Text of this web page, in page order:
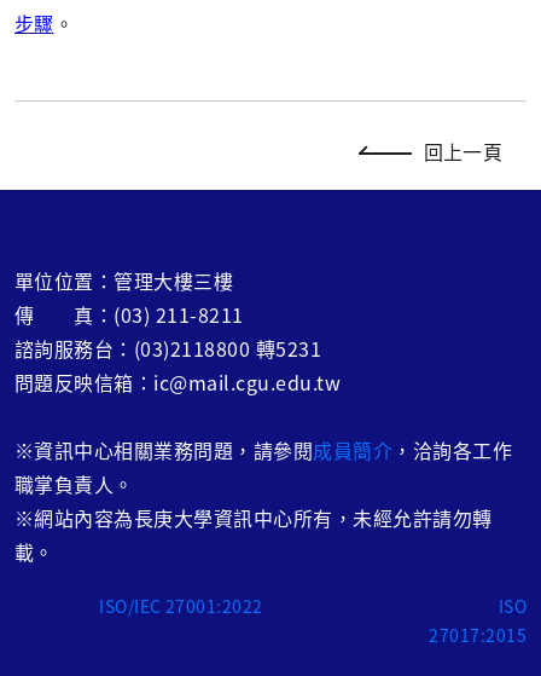
步驟 。
回上一頁
單位位置：管理大樓三樓
傳 真：(03) 211-8211
諮詢服務台：(03)2118800 轉5231
問題反映信箱：ic@mail.cgu.edu.tw
※資訊中心相關業務問題，請參閱成員簡介 ，洽詢各工作
職掌負責人。
※網站內容為長庚大學資訊中心所有，未經允許請勿轉
載。
ISO/IEC 27001:2022
ISO
27017:2015